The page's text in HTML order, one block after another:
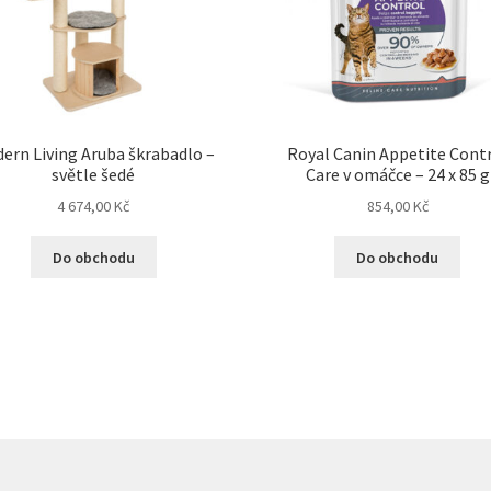
Living Aruba škrabadlo –
světle šedé
4 674,00Kč
Do obchodu
Royal Canin Appetite
Care v omáčce – 24 x 85 g
854,00Kč
Do obchodu